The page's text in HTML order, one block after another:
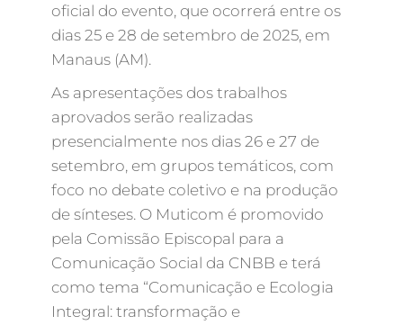
oficial do evento, que ocorrerá entre os
dias 25 e 28 de setembro de 2025, em
Manaus (AM).
As apresentações dos trabalhos
aprovados serão realizadas
presencialmente nos dias 26 e 27 de
setembro, em grupos temáticos, com
foco no debate coletivo e na produção
de sínteses. O Muticom é promovido
pela Comissão Episcopal para a
Comunicação Social da CNBB e terá
como tema “Comunicação e Ecologia
Integral: transformação e